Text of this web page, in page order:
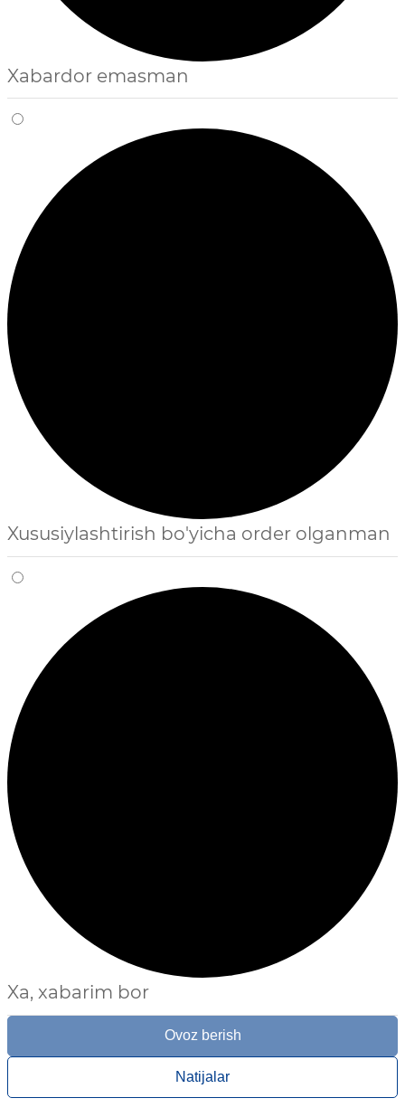
Xabardor emasman
Xususiylashtirish bo'yicha order olganman
Xa, xabarim bor
Ovoz berish
Natijalar